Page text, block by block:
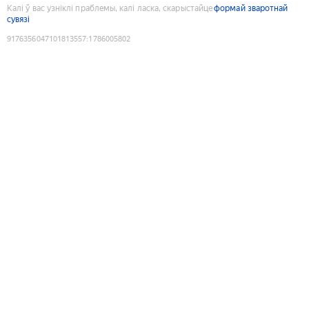
Калі ў вас узніклі праблемы, калі ласка, скарыстайцеформай зваротнай
сувязі
9176356047101813557:1786005802